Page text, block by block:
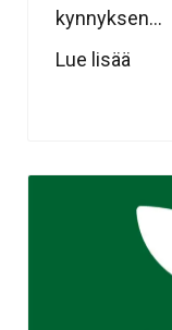
kynnyksen...
Lue lisää